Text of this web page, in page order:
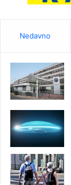
Nedavno